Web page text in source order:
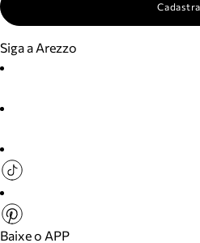
Siga a Arezzo
Baixe o APP